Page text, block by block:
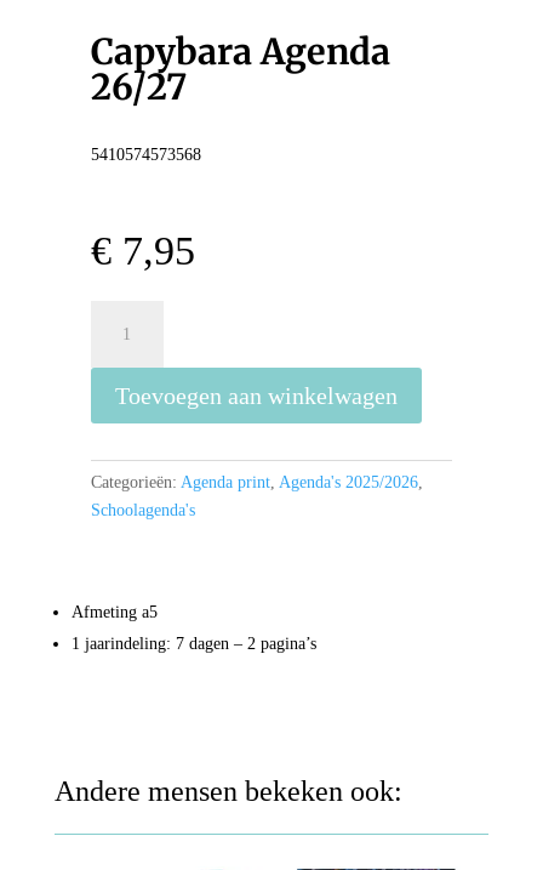
Capybara Agenda
26/27
5410574573568
€7,95
Agenda
26/27
aantalToevoegen aan winkelwagen
Categorieën: Agenda print, Agenda's 2025/2026,
Schoolagenda's
Afmeting a5
1 jaarindeling: 7 dagen – 2 pagina’s
Andere mensen bekeken ook: